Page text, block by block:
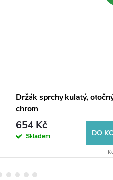
Držák sprchy kulatý,
chrom
654 Kč
Skladem DO